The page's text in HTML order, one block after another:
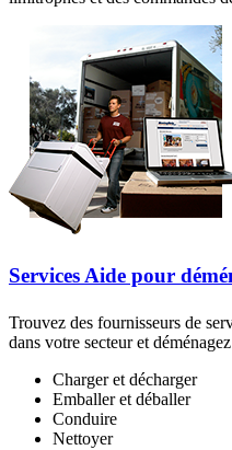
Services Aide pour
Trouvez des fournisseurs de
dans votre secteur et
Charger et décharger
Emballer et déballer
Conduire
Nettoyer